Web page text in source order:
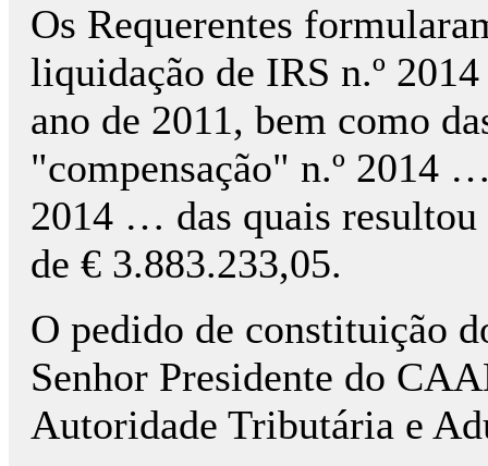
Os Requerentes
liquidação de IRS n.º
ano de 2011, bem como
"compensação" n.º 2014
2014 … das quais resultou
de € 3.883.233,05.
O pedido de constituição
Senhor Presidente do
Autoridade Tributária e